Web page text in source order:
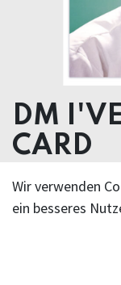
DM
CARD
5,95€
Wir verwenden
ein besseres